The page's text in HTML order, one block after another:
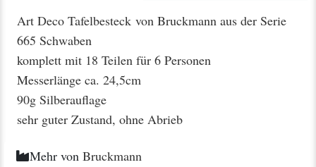
Art Deco Tafelbesteck von Bruckmann aus der Serie
665 Schwaben
komplett mit 18 Teilen für 6 Personen
Messerlänge ca. 24,5cm
90g Silberauflage
sehr guter Zustand, ohne Abrieb
Mehr von Bruckmann